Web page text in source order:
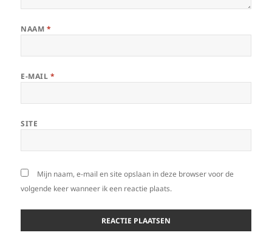
NAAM *
E-MAIL *
SITE
Mijn naam, e-mail en site opslaan in deze browser voor de
volgende keer wanneer ik een reactie plaats.